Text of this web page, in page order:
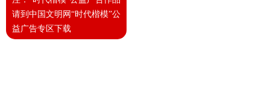
请到中国文明网“时代楷模”公
益广告专区下载